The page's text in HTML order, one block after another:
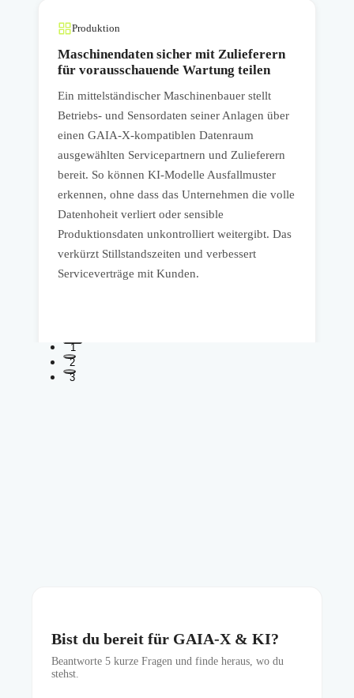
Produktion
Maschinendaten sicher mit Zulieferern
für vorausschauende Wartung teilen
Ein mittelständischer Maschinenbauer stellt
Betriebs- und Sensordaten seiner Anlagen über
einen GAIA-X-kompatiblen Datenraum
ausgewählten Servicepartnern und Zulieferern
bereit. So können KI-Modelle Ausfallmuster
erkennen, ohne dass das Unternehmen die volle
Datenhoheit verliert oder sensible
Produktionsdaten unkontrolliert weitergibt. Das
verkürzt Stillstandszeiten und verbessert
Serviceverträge mit Kunden.
1
2
3
Bist du bereit für GAIA-X & KI?
Beantworte 5 kurze Fragen und finde heraus, wo du
stehst.